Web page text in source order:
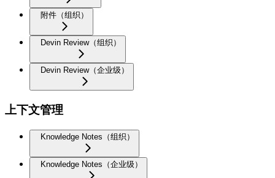
附件（组织）
Devin Review（组织）
Devin Review（企业级）
上下文管理
Knowledge Notes（组织）
Knowledge Notes（企业级）